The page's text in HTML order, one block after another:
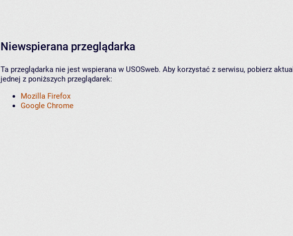
Niewspierana przeglądarka
Ta przeglądarka nie jest wspierana w USOSweb. Aby korzystać z serwisu, pobierz
jednej z poniższych przeglądarek:
Mozilla Firefox
Google Chrome